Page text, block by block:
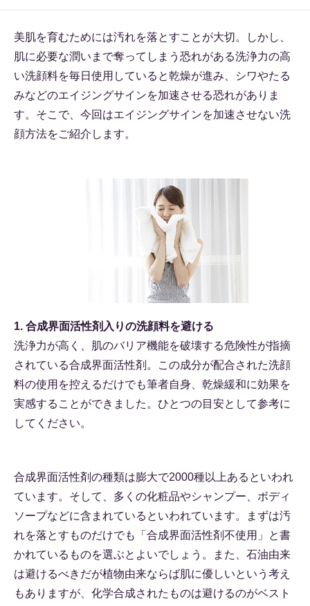
美肌を育むためには汚れを落とすことが大切。しかし、
肌に必要な潤いまで奪ってしまう恐れがある洗浄力の高
い洗顔料を毎日使用していると乾燥が進み、シワやたる
みなどのエイジングサインを加速させる恐れがありま
す。そこで、今回はエイジングサインを加速させない洗
顔方法をご紹介します。
1. 合成界面活性剤入りの洗顔料を避ける
洗浄力が高く、肌のバリア機能を破壊する危険性が指摘
されている合成界面活性剤。この成分が配合された洗顔
料の使用を控えるだけでも筆者自身、乾燥緩和に効果を
実感することができました。ひとつの目安として参考に
してください。
合成界面活性剤の種類は膨大で2000種以上あるといわれ
ています。そして、多くの化粧品やシャンプー、ボディ
ソープなどに含まれているといわれています。まずは汚
れを落とすものだけでも「合成界面活性剤不使用」と書
かれているものを選ぶとよいでしょう。また、石油由来
は避けるべきだが植物由来ならば肌に優しいという考え
もありますが、化学合成されたものは避けるのがベスト